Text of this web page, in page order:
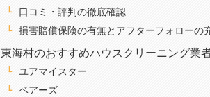
口コミ・評判の徹底確認
損害賠償保険の有無とアフターフォローの
東海村のおすすめハウスクリーニング業
ユアマイスター
ベアーズ